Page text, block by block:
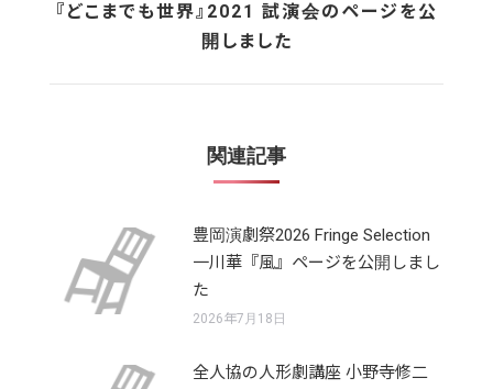
Next
post:
『どこまでも世界』2021 試演会のページを公
開しました
関連記事
豊岡演劇祭2026 Fringe Selection
一川華『風』ページを公開しまし
た
2026年7月18日
全人協の人形劇講座 小野寺修二